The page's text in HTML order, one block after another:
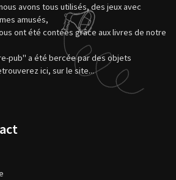
avons tous utilisés, des jeux avec
amusés,
ont été contées grâce aux livres de notre
pub" a été bercée par des objets
ici, sur le site...